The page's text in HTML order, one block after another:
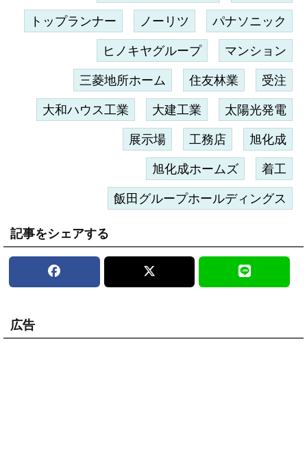
トップランナー ノーリツ パナソニック
ヒノキヤグループ マンション
三菱地所ホーム 住友林業 受注
大和ハウス工業 大建工業 太陽光発電
展示場 工務店 旭化成
旭化成ホームズ 着工
飯田グループホールディングス
記事をシェアする
広告